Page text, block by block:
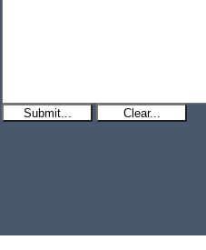
Submit... Clear...